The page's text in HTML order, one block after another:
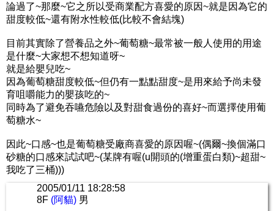
論過了~那麼~它之所以受商業配方喜愛的原因~就是因為它的
甜度較低~還有附水性較低(比較不會結塊)
目前其實除了營養品之外~葡萄糖~最常被一般人使用的用途
是什麼~大家想不想知道呀~
就是給嬰兒吃~
因為葡萄糖甜度較低~但仍有一點點甜度~是用來給予尚未發
育咀嚼能力的嬰孩吃的~
同時為了避免吞嚥危險以及對甜食過份的喜好~而選擇使用葡
萄糖水~
因此~口感~也是葡萄糖受廠商喜愛的原因喔~(偶爾~換個滿口
砂糖的口感來試試吧~(某牌有喔(u開頭的(增重蛋白類)~超甜~
我吃了三桶)))
2005/01/11 18:28:58
8F (阿貓) 男